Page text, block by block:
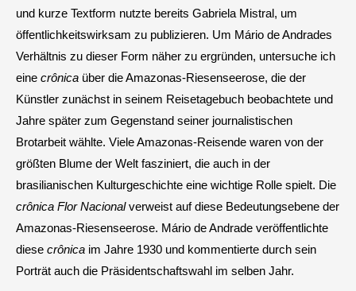
und kurze Textform nutzte bereits Gabriela Mistral, um
öffentlichkeitswirksam zu publizieren. Um Mário de Andrades
Verhältnis zu dieser Form näher zu ergründen, untersuche ich
eine crônica über die Amazonas-Riesenseerose, die der
Künstler zunächst in seinem Reisetagebuch beobachtete und
Jahre später zum Gegenstand seiner journalistischen
Brotarbeit wählte. Viele Amazonas-Reisende waren von der
größten Blume der Welt fasziniert, die auch in der
brasilianischen Kulturgeschichte eine wichtige Rolle spielt. Die
crônica Flor Nacionalverweist auf diese Bedeutungsebene der
Amazonas-Riesenseerose. Mário de Andrade veröffentlichte
diese crônica im Jahre 1930 und kommentierte durch sein
Porträt auch die Präsidentschaftswahl im selben Jahr.